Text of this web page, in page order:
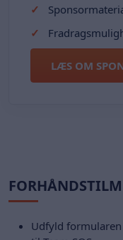
LÆS OM
Udfyld